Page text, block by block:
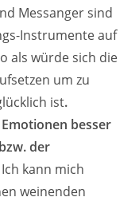
Messanger sind
Instrumente auf
als würde sich die
um zu
ist.
besser
der
Ich kann mich
weinenden